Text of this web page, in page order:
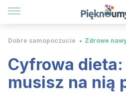
Dobre samopoczucie Zdrowe
Cyfrowa
musisz na nią